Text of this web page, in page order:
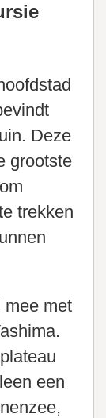
Deze
grootste
trekken
mee met
een